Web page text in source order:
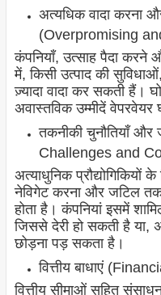
अत्यधिक वादा करना
(Overpromising
कंपनियाँ, उत्साह पैदा करने
में, किसी उत्पाद की
ज़्यादा वादा कर सकती हैं।
अवास्तविक उम्मीदें
तकनीकी चुनौतियाँ और
Challenges and
अत्याधुनिक प्रौद्योगिकियों
नेविगेट करना और जटिल
होता है। कंपनियां इसमें
जिससे देरी हो सकती है या,
छोड़ना पड़ सकता है।
वित्तीय बाधाएं
वित्तीय सीमाओं सहित